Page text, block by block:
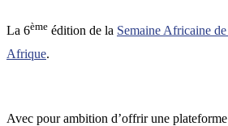
La 6ème édition de la Semaine Africaine
Afrique.
Avec pour ambition d’offrir une